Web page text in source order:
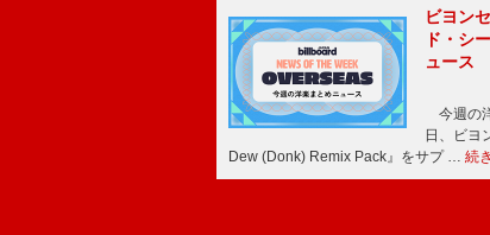
ビヨン
ド・シ
ュース
今週の
日、ビヨ
Dew (Donk) Remix Pack』をサプ … 続